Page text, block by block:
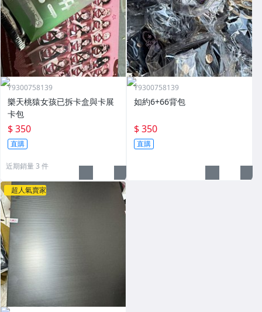
Y9300758139
樂天桃猿女孩已拆卡盒與卡展
卡包
$ 350
直購
近期銷量 3 件
Y9300758139
如約6+66背包
$ 350
直購
超人氣賣家